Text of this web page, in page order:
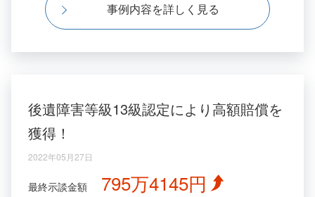
事例内容を詳しく見る
後遺障害等級13級認定により高額賠償を
獲得！
2022年05月27日
最終示談金額 795万4145円